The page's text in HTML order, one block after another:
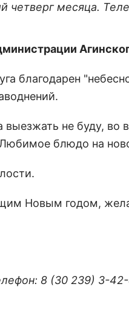
месяца.
благодарен
не буду, во
Любимое блюдо на
Новым годом,
8 (30 239) 3-